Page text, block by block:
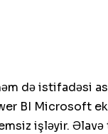
də istifadəsi
BI Microsoft
işləyir. Əlavə